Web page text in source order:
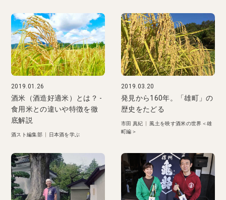
2019.01.26
酒米（酒造好適米）とは？ -
食用米との違いや特徴を徹
底解説
酒スト編集部| 日本酒を学ぶ
2019.03.20
発見から160年。「雄町」の
歴史をたどる
市田 真紀
風土を映す酒米の世界＜雄
町編＞